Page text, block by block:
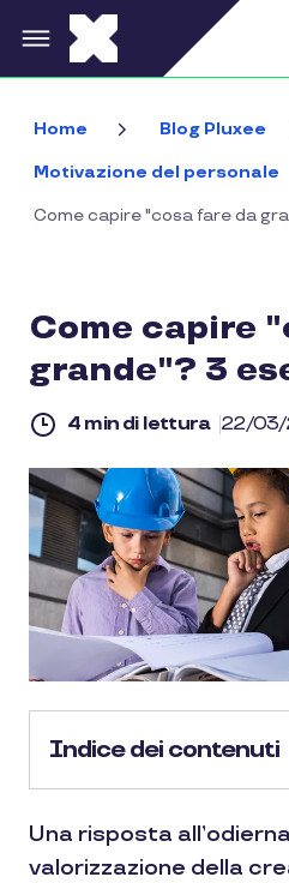
Salta al contenuto
Home Blog Pluxee
Motivazione del personale
Come capire "cosa fare da
Come capire
grande"? 3
4 min di lettura 22/03/
Indice dei contenuti
Una risposta
valorizzazione della